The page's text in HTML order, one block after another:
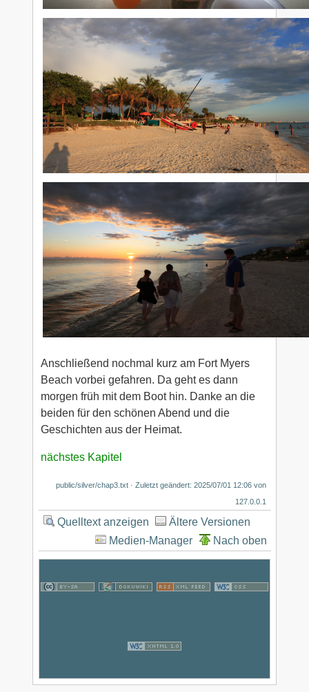
Anschließend nochmal kurz am Fort Myers
Beach vorbei gefahren. Da geht es dann
morgen früh mit dem Boot hin. Danke an die
beiden für den schönen Abend und die
Geschichten aus der Heimat.
nächstes Kapitel
public/silver/chap3.txt · Zuletzt geändert:2025/07/01 12:06 von
127.0.0.1
Quelltext anzeigen
Ältere Versionen
Medien-Manager
Nach oben